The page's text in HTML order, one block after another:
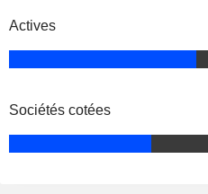
Mahindra Waste To Energy
Actives
Sociétés cotées